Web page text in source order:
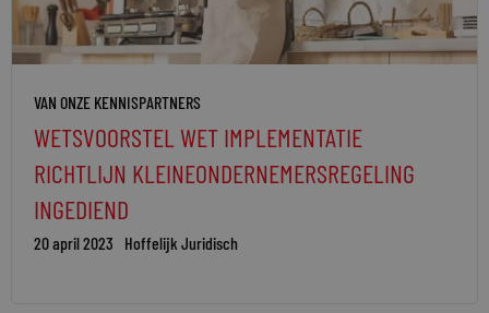
VAN ONZE KENNISPARTNERS
WETSVOORSTEL WET IMPLEMENTATIE
RICHTLIJN KLEINEONDERNEMERSREGELING
INGEDIEND
20 april 2023 Hoffelijk Juridisch